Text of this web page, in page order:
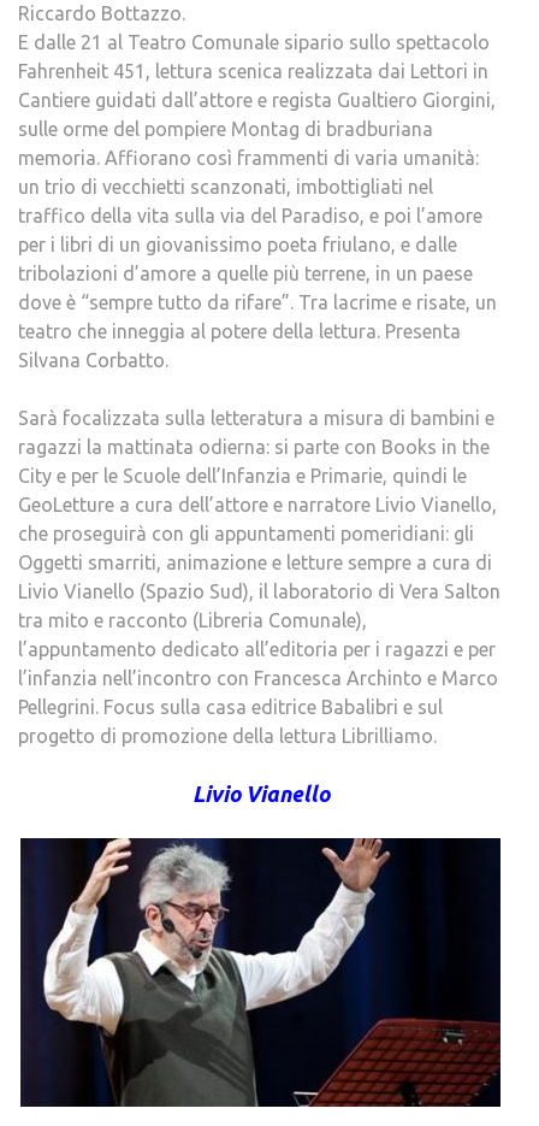
Riccardo Bottazzo.
E dalle 21 al Teatro Comunale sipario sullo spettacolo
Fahrenheit 451, lettura scenica realizzata dai Lettori in
Cantiere guidati dall’attore e regista Gualtiero Giorgini,
sulle orme del pompiere Montag di bradburiana
memoria. Affiorano così frammenti di varia umanità:
un trio di vecchietti scanzonati, imbottigliati nel
traffico della vita sulla via del Paradiso, e poi l’amore
per i libri di un giovanissimo poeta friulano, e dalle
tribolazioni d’amore a quelle più terrene, in un paese
dove è “sempre tutto da rifare”. Tra lacrime e risate, un
teatro che inneggia al potere della lettura. Presenta
Silvana Corbatto.
Sarà focalizzata sulla letteratura a misura di bambini e
ragazzi la mattinata odierna: si parte con Books in the
City e per le Scuole dell’Infanzia e Primarie, quindi le
GeoLetture a cura dell’attore e narratore Livio Vianello,
che proseguirà con gli appuntamenti pomeridiani: gli
Oggetti smarriti, animazione e letture sempre a cura di
Livio Vianello (Spazio Sud), il laboratorio di Vera Salton
tra mito e racconto (Libreria Comunale),
l’appuntamento dedicato all’editoria per i ragazzi e per
l’infanzia nell’incontro con Francesca Archinto e Marco
Pellegrini. Focus sulla casa editrice Babalibri e sul
progetto di promozione della lettura Librilliamo.
Livio Vianello